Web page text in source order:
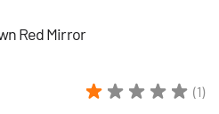
Red Mirror
(1)